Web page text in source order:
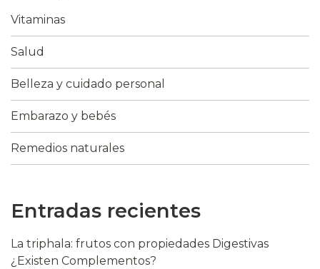
Vitaminas
Salud
Belleza y cuidado personal
Embarazo y bebés
Remedios naturales
Entradas recientes
La triphala: frutos con propiedades Digestivas
¿Existen Complementos?